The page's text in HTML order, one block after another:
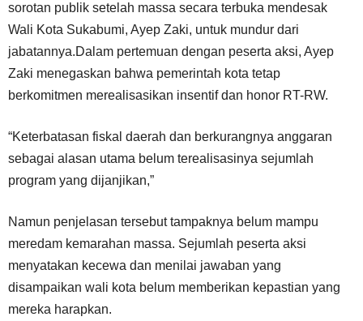
sorotan publik setelah massa secara terbuka mendesak
Wali Kota Sukabumi, Ayep Zaki, untuk mundur dari
jabatannya.Dalam pertemuan dengan peserta aksi, Ayep
Zaki menegaskan bahwa pemerintah kota tetap
berkomitmen merealisasikan insentif dan honor RT-RW.
“Keterbatasan fiskal daerah dan berkurangnya anggaran
sebagai alasan utama belum terealisasinya sejumlah
program yang dijanjikan,”
Namun penjelasan tersebut tampaknya belum mampu
meredam kemarahan massa. Sejumlah peserta aksi
menyatakan kecewa dan menilai jawaban yang
disampaikan wali kota belum memberikan kepastian yang
mereka harapkan.